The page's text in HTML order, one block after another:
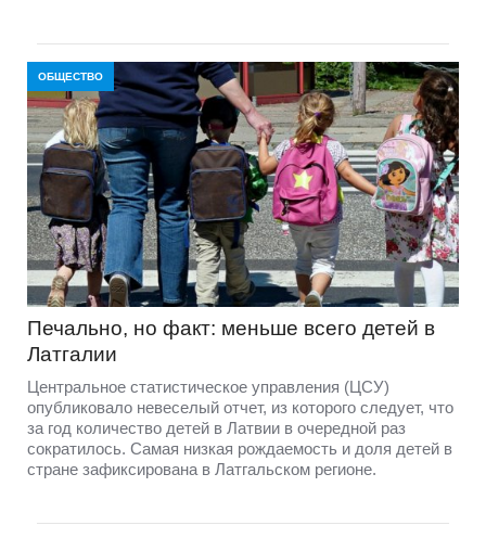
ОБЩЕСТВО
Печально, но факт: меньше всего детей в
Латгалии
Центральное статистическое управления (ЦСУ)
опубликовало невеселый отчет, из которого следует, что
за год количество детей в Латвии в очередной раз
сократилось. Самая низкая рождаемость и доля детей в
стране зафиксирована в Латгальском регионе.